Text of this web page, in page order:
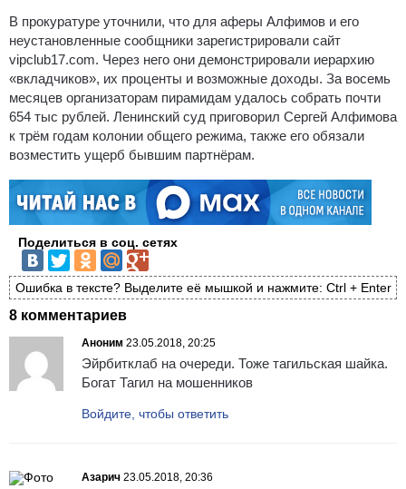
В прокуратуре уточнили, что для аферы Алфимов и его
неустановленные сообщники зарегистрировали сайт
vipclub17.com. Через него они демонстрировали иерархию
«вкладчиков», их проценты и возможные доходы. За восемь
месяцев организаторам пирамидам удалось собрать почти
654 тыс рублей. Ленинский суд приговорил Сергей Алфимова
к трём годам колонии общего режима, также его обязали
возместить ущерб бывшим партнёрам.
Поделиться в соц. сетях
Ошибка в тексте? Выделите её мышкой и нажмите: Ctrl + Enter
8 комментариев
Аноним 23.05.2018, 20:25
Эйрбитклаб на очереди. Тоже тагильская шайка.
Богат Тагил на мошенников
Войдите, чтобы ответить
Азарич 23.05.2018, 20:36